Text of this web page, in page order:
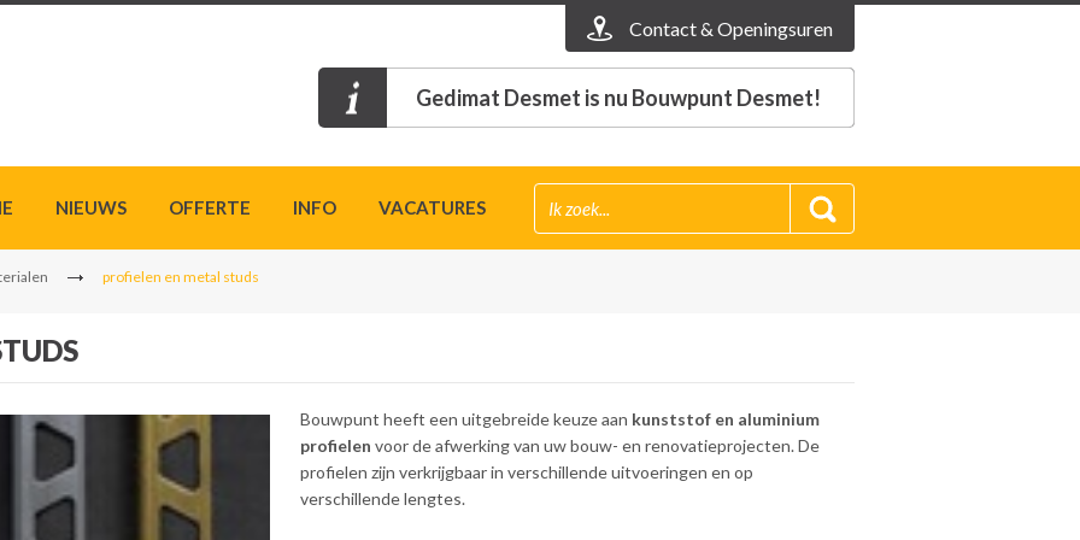
Contact & Openingsuren
Gedimat Desmet is nu Bouwpunt Desmet!
NIEUWS OFFERTE INFO VACATURES
profielen en metal studs
Bouwpunt heeft een uitgebreide keuze aan kunststof en aluminium
profielen voor de afwerking van uw bouw- en renovatieprojecten. De
profielen zijn verkrijgbaar in verschillende uitvoeringen en op
verschillende lengtes.